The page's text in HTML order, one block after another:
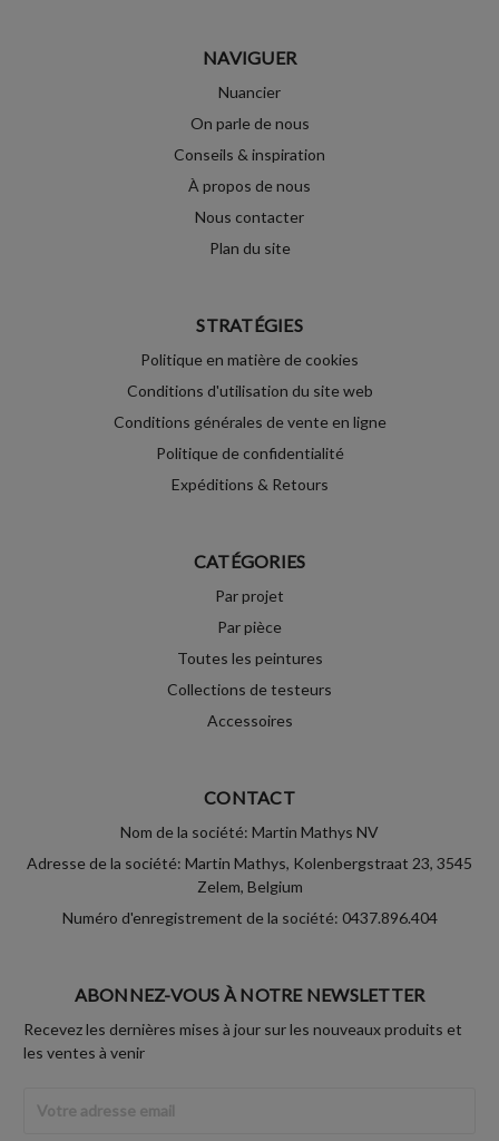
NAVIGUER
Nuancier
On parle de nous
Conseils & inspiration
À propos de nous
Nous contacter
Plan du site
STRATÉGIES
Politique en matière de cookies
Conditions d'utilisation du site web
Conditions générales de vente en ligne
Politique de confidentialité
Expéditions & Retours
CATÉGORIES
Par projet
Par pièce
Toutes les peintures
Collections de testeurs
Accessoires
CONTACT
Nom de la société: Martin Mathys NV
Adresse de la société: Martin Mathys, Kolenbergstraat 23, 3545
Zelem, Belgium
Numéro d'enregistrement de la société: 0437.896.404
ABONNEZ-VOUS À NOTRE NEWSLETTER
Recevez les dernières mises à jour sur les nouveaux produits et
les ventes à venir
Email